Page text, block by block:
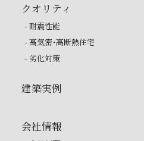
クオリティ
- 耐震性能
- 高気密・高断熱住宅
- 劣化対策
建築実例
会社情報